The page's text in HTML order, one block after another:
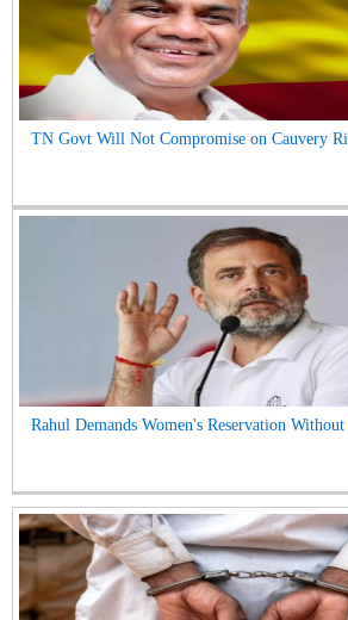
TN Govt Will Not Compromise on Cauvery
Rahul Demands Women's Reservation